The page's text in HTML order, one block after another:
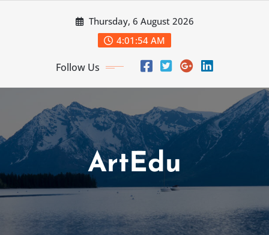
Thursday, 6 August 2026
4:01:55 AM
Follow Us
ArtEdu